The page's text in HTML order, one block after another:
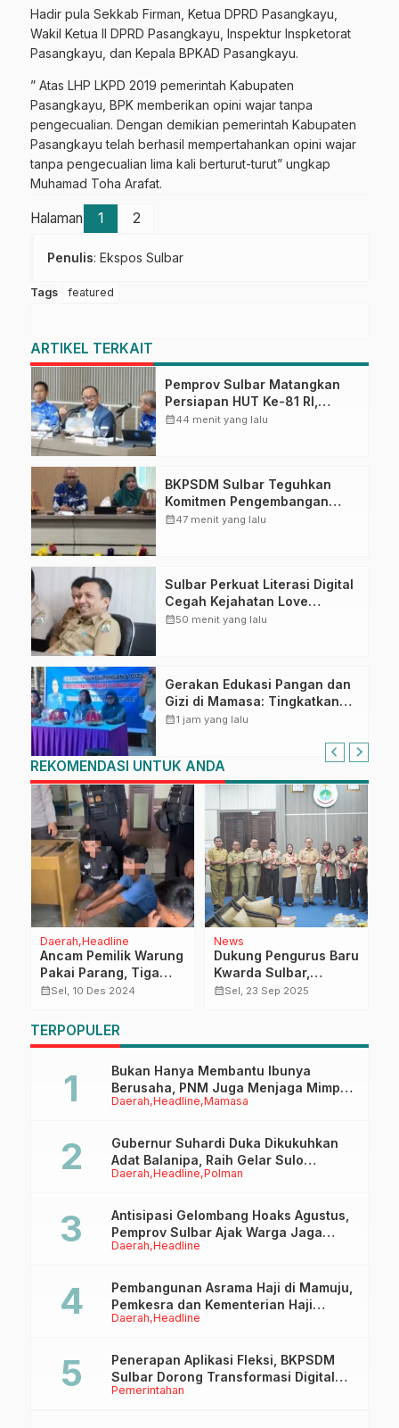
Hadir pula Sekkab Firman, Ketua DPRD Pasangkayu,
Wakil Ketua II DPRD Pasangkayu, Inspektur Inspketorat
Pasangkayu, dan Kepala BPKAD Pasangkayu.
” Atas LHP LKPD 2019 pemerintah Kabupaten
Pasangkayu, BPK memberikan opini wajar tanpa
pengecualian. Dengan demikian pemerintah Kabupaten
Pasangkayu telah berhasil mempertahankan opini wajar
tanpa pengecualian lima kali berturut-turut” ungkap
Muhamad Toha Arafat.
Halaman 1 2
Penulis: Ekspos Sulbar
Tags featured
ARTIKEL TERKAIT
Pemprov Sulbar Matangkan
Persiapan HUT Ke-81 RI,
Puncak Upacara di Lapangan
calendar_month44 menit yang lalu
BKPSDM Sulbar Teguhkan
Komitmen Pengembangan
Kompetensi ASN melalui
calendar_month47 menit yang lalu
Sulbar Perkuat Literasi Digital
Cegah Kejahatan Love
Scamming
calendar_month50 menit yang lalu
Gerakan Edukasi Pangan dan
Gizi di Mamasa: Tingkatkan
Pengetahuan dan
calendar_month1 jam yang lalu
REKOMENDASI UNTUK ANDA
Daerah Headline
Ancam Pemilik Warung
Pakai Parang, Tiga
Pemuda di Mamuju
calendar_monthSel, 10 Des 2024
News
Dukung Pengurus Baru
Kwarda Sulbar,
Gubernur SDK
calendar_monthSel, 23 Sep 2025
TERPOPULER
Daerah Headline Mamasa
Bukan Hanya Membantu Ibunya
Berusaha, PNM Juga Menjaga Mimpi
Anaknya Untuk Menggapai Cita-Cita
Daerah Headline Polman
Gubernur Suhardi Duka Dikukuhkan
Adat Balanipa, Raih Gelar Sulo
Tappidena
Daerah Headline
Antisipasi Gelombang Hoaks Agustus,
Pemprov Sulbar Ajak Warga Jaga
Ruang Digital
Daerah Headline
Pembangunan Asrama Haji di Mamuju,
Pemkesra dan Kementerian Haji
Sulbar Tinjau Lokasi
Pemerintahan
Penerapan Aplikasi Fleksi, BKPSDM
Sulbar Dorong Transformasi Digital
Sistem Kehadiran ASN